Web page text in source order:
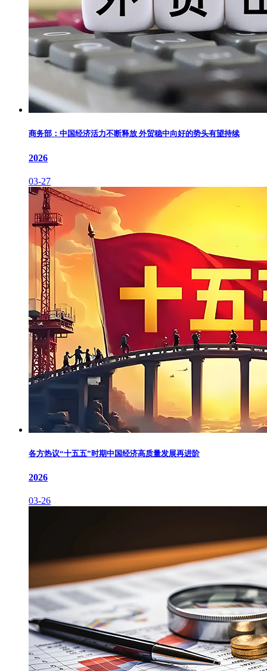
商务部：中国经济活力不断释放 外贸稳中向好的势头有望持续
2026
03-27
各方热议“十五五”时期中国经济高质量发展再进阶
2026
03-26